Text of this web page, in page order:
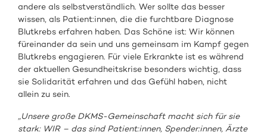
andere als selbstverständlich. Wer sollte das besser
wissen, als Patient:innen, die die furchtbare Diagnose
Blutkrebs erfahren haben. Das Schöne ist: Wir können
füreinander da sein und uns gemeinsam im Kampf gegen
Blutkrebs engagieren. Für viele Erkrankte ist es während
der aktuellen Gesundheitskrise besonders wichtig, dass
sie Solidarität erfahren und das Gefühl haben, nicht
allein zu sein.
„Unsere große DKMS-Gemeinschaft macht sich für sie
stark: WIR – das sind Patient:innen, Spender:innen, Ärzte